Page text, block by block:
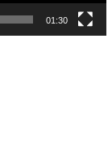
01:30